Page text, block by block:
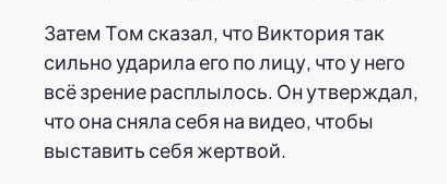
Затем Том сказал, что Виктория так
сильно ударила его по лицу, что у него
всё зрение расплылось. Он утверждал,
что она сняла себя на видео, чтобы
выставить себя жертвой.